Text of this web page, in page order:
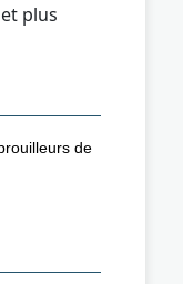
plus
de